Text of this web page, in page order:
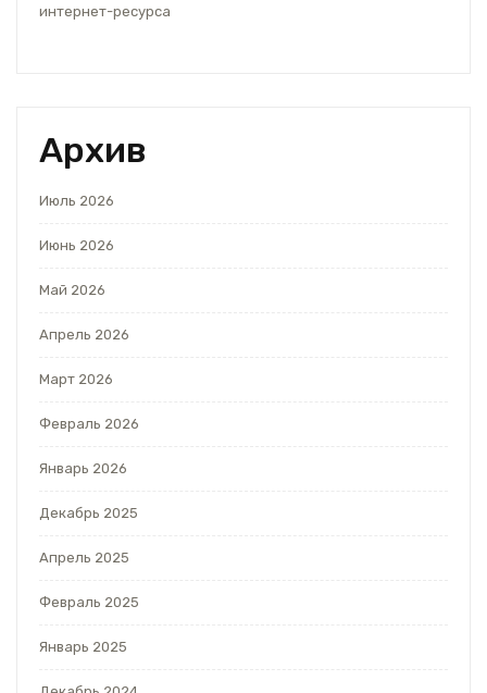
интернет-ресурса
Архив
Июль 2026
Июнь 2026
Май 2026
Апрель 2026
Март 2026
Февраль 2026
Январь 2026
Декабрь 2025
Апрель 2025
Февраль 2025
Январь 2025